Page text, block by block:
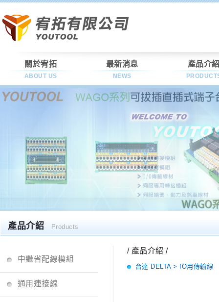
關於宥拓
ABOUT US
最新消息
NEWS
產品介
產品介紹 Products
中繼省配線模組
通用連接線
/ 產品介紹 /
台達 DELTA > IO用傳輸線